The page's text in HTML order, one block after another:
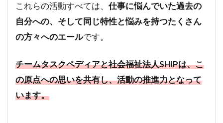
これらの活動すべては、仕事に悩んでいた過去の
自分への、そして同じ特性と悩みを持つたくさん
の方々へのエールです。
チームタスクペディアと社会福祉法人SHIPは、こ
の原点への思いを共有し、活動の推進力となって
います。